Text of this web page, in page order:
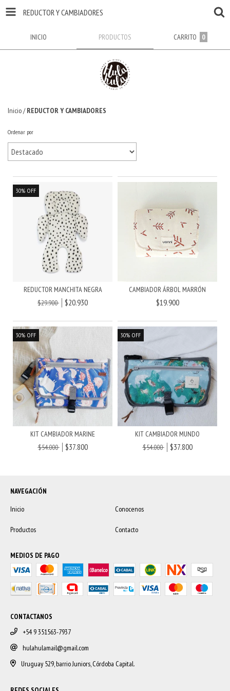
REDUCTOR Y CAMBIADORES
INICIO PRODUCTOS CARRITO 0
Inicio/ REDUCTOR Y CAMBIADORES
Ordenar por
30% OFF
REDUCTOR MANCHITA NEGRA
$29.900
$20.930
CAMBIADOR ÁRBOL MARRÓN
$19.900
30% OFF
KIT CAMBIADOR MARINE
$54.000
$37.800
30% OFF
KIT CAMBIADOR MUNDO
$54.000
$37.800
NAVEGACIÓN
Inicio
Conocenos
Productos Contacto
MEDIOS DE PAGO
CONTACTANOS
+54 9 351563-7937
hulahulamail@gmail.com
Uruguay 529, barrio Juniors, Córdoba Capital.